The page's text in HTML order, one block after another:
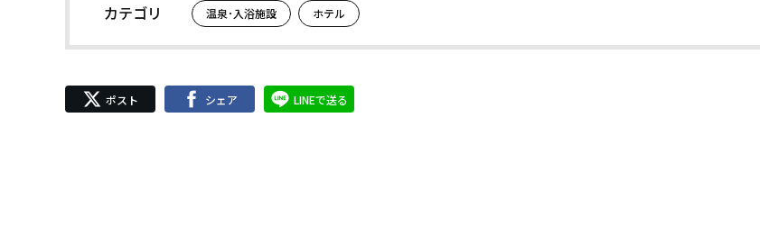
カテゴリ 温泉･入浴施設 ホテル
ポスト シェア LINEで送る